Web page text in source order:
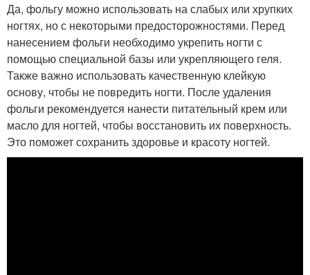
Да, фольгу можно использовать на слабых или хрупких
ногтях, но с некоторыми предосторожностями. Перед
нанесением фольги необходимо укрепить ногти с
помощью специальной базы или укрепляющего геля.
Также важно использовать качественную клейкую
основу, чтобы не повредить ногти. После удаления
фольги рекомендуется нанести питательный крем или
масло для ногтей, чтобы восстановить их поверхность.
Это поможет сохранить здоровье и красоту ногтей.